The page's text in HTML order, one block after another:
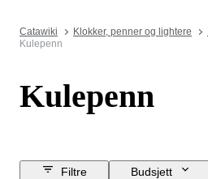
Catawiki Klokker, penner og lightere
Kulepenn
Kulepenn
Filtre Budsjett